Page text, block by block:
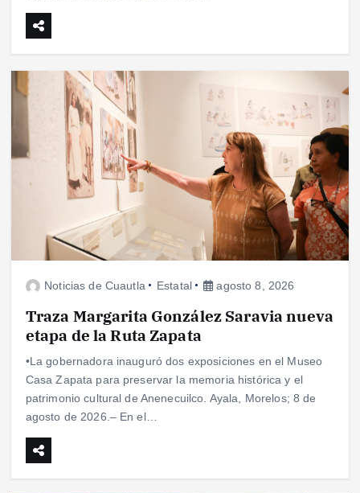
Noticias de Cuautla Estatal agosto 8, 2026
Traza Margarita González Saravia nueva
etapa de la Ruta Zapata
•La gobernadora inauguró dos exposiciones en el Museo
Casa Zapata para preservar la memoria histórica y el
patrimonio cultural de Anenecuilco. Ayala, Morelos; 8 de
agosto de 2026.– En el…